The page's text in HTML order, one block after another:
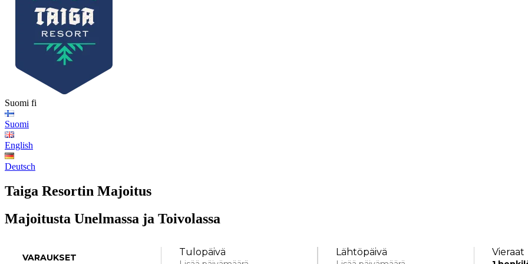
Suomi fi
Suomi
English
Deutsch
Taiga Resortin Majoitus
Majoitusta Unelmassa ja Toivolassa
VARAUKSET
Tulopäivä Lähtöpäivä Vieraat